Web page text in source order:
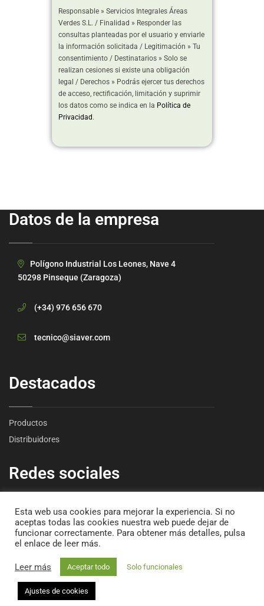
Responsable » Servicios Integrales Áreas
Verdes S.L. / Finalidad » Responder las
consultas planteadas por el usuario y enviarle
la información solicitada / Legitimación » Tu
consentimiento / Destinatarios » Solo se
realizan cesiones si existe una obligación
legal / Derechos » Podrás ejercer tus derechos
de acceso, rectificación, limitación y suprimir
los datos como se indica en la Política de
Privacidad .
Datos de la empresa
Polígono Industrial Los Leones, Nave 4
50298 Pinseque (Zaragoza)
(+34) 976 656 670
tecnico@siaver.com
Destacados
Productos
Distribuidores
Redes sociales
©2025 Fertiver . Diseño web por Estudio Digital MC Clic
Aviso Legal
Esta web usa cookies para mejorar la experiencia. Si no
aceptas todas las cookies nuestra web puede dejar de
funcionar correctamente. Para obtener más detalles, pulsa
el enlace de leer más.
Leer más Aceptar todo Solo funcionales
Ajustes de cookies